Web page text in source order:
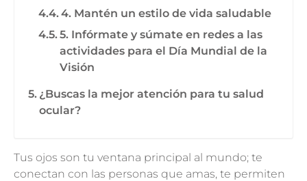
4. Mantén un estilo de vida saludable
5. Infórmate y súmate en redes a las
actividades para el Día Mundial de la
Visión
¿Buscas la mejor atención para tu salud
ocular?
Tus ojos son tu ventana principal al mundo; te
conectan con las personas que amas, te permiten